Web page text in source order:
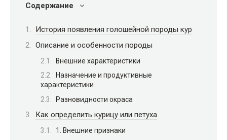
Содержание
История появления голошейной породы кур
Описание и особенности породы
Внешние характеристики
Назначение и продуктивные
характеристики
Разновидности окраса
Как определить курицу или петуха
1. Внешние признаки